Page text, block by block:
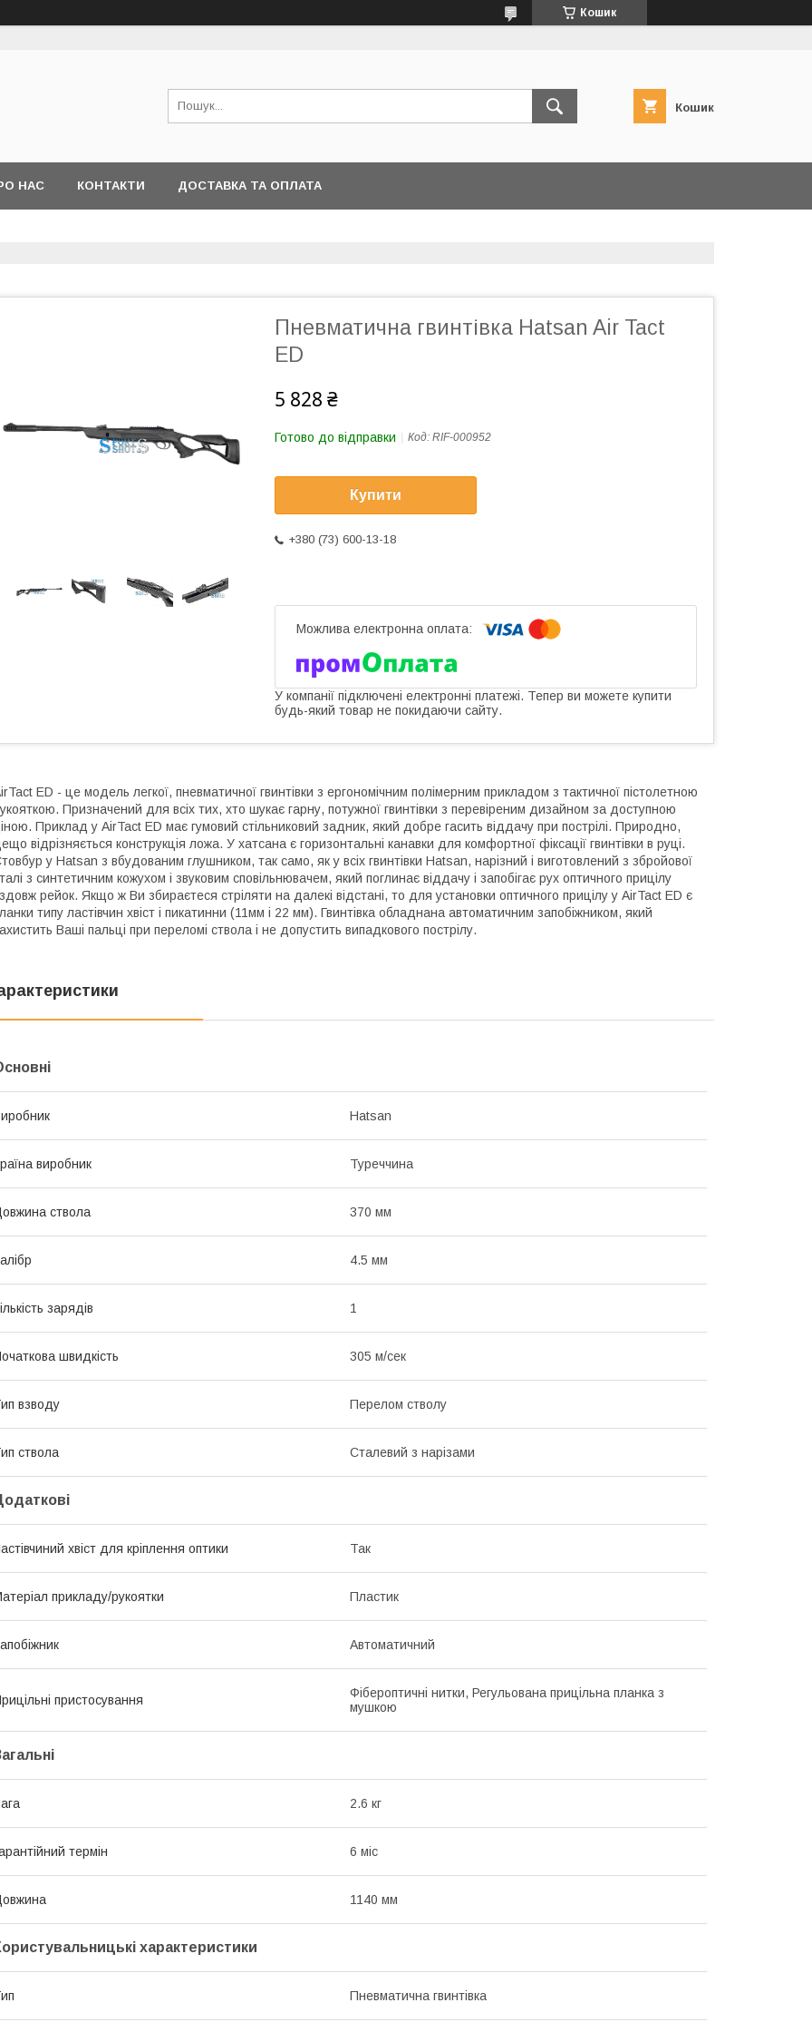
Кошик
Кошик
НАС КОНТАКТИ ДОСТАВКА ТА ОПЛАТА
Пневматична гвинтівка Hatsan Air Tact
ED
5 828 ₴
Готово до відправки Код: RIF-000952
Купити
+380 (73) 600-13-18
У компанії підключені електронні платежі. Тепер ви можете купити
будь-який товар не покидаючи сайту.
ED - це модель легкої, пневматичної гвинтівки з ергономічним полімерним прикладом з тактичної пістолетною
Призначений для всіх тих, хто шукає гарну, потужної гвинтівки з перевіреним дизайном за доступною
Приклад у AirTact ED має гумовий стільниковий задник, який добре гасить віддачу при пострілі. Природно,
відрізняється конструкція ложа. У хатсана є горизонтальні канавки для комфортної фіксації гвинтівки в руці.
у Hatsan з вбудованим глушником, так само, як у всіх гвинтівки Hatsan, нарізний і виготовлений з збройової
з синтетичним кожухом і звуковим сповільнювачем, який поглинає віддачу і запобігає рух оптичного прицілу
рейок. Якщо ж Ви збираєтеся стріляти на далекі відстані, то для установки оптичного прицілу у AirTact ED є
типу ластівчин хвіст і пикатинни (11мм і 22 мм). Гвинтівка обладнана автоматичним запобіжником, який
Ваші пальці при переломі ствола і не допустить випадкового пострілу.
Hatsan
виробник Туреччина
ствола 370 мм
4.5 мм
зарядів 1
швидкість 305 м/сек
взводу Перелом стволу
ствола Сталевий з нарізами
хвіст для кріплення оптики Так
прикладу/рукоятки Пластик
Автоматичний
пристосування
Фібероптичні нитки, Регульована прицільна планка з
мушкою
2.6 кг
термін 6 міс
1140 мм
характеристики
Пневматична гвинтівка